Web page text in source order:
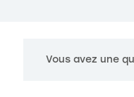
Vous avez une